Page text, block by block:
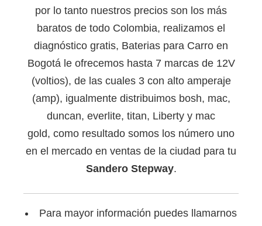
por lo tanto nuestros precios son los más
baratos de todo Colombia, realizamos el
diagnóstico gratis, Baterias para Carro en
Bogotá le ofrecemos hasta 7 marcas de 12V
(voltios), de las cuales 3 con alto amperaje
(amp), igualmente distribuimos bosh, mac,
duncan, everlite, titan, Liberty y mac
gold, como resultado somos los número uno
en el mercado en ventas de la ciudad para tu
Sandero Stepway.
Para mayor información puedes llamarnos